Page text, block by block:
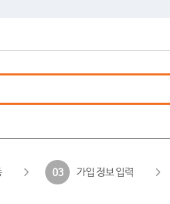
03 가입 정보 입력